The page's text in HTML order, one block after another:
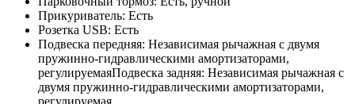
Прикуриватель: Есть
Розетка USB: Есть
Подвеска передняя: Независимая рычажная с двумя
пружинно-гидравлическими амортизаторами,
регулируемаяПодвеска задняя: Независимая рычажная с
двумя пружинно-гидравлическими амортизаторами,